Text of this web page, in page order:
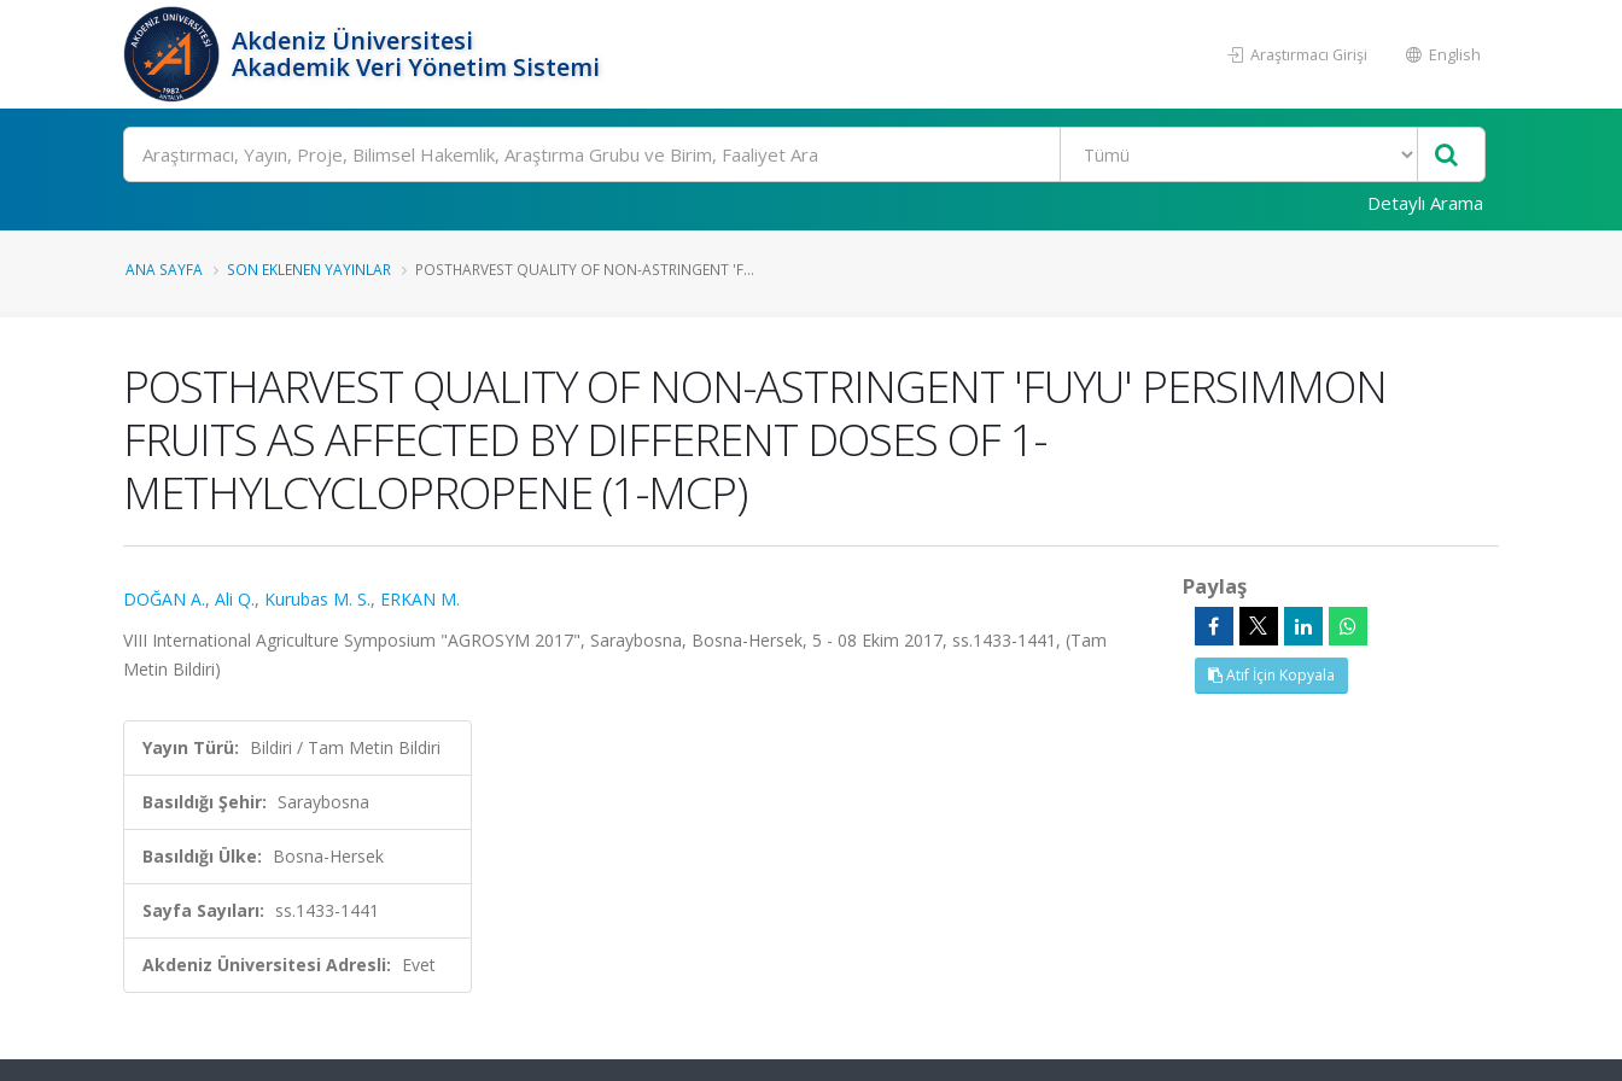
Akdeniz Üniversitesi
Akademik Veri Yönetim Sistemi
Araştırmacı Girişi English
Ara
Detaylı Arama
ANA SAYFA SON EKLENEN YAYINLAR POSTHARVEST QUALITY OF NON-ASTRINGENT 'F...
POSTHARVEST QUALITY OF NON-ASTRINGENT 'FUYU' PERSIMMON
FRUITS AS AFFECTED BY DIFFERENT DOSES OF 1-
METHYLCYCLOPROPENE (1-MCP)
DOĞAN A., Ali Q., Kurubas M. S., ERKAN M.
VIII International Agriculture Symposium "AGROSYM 2017", Saraybosna, Bosna-Hersek, 5 - 08 Ekim 2017, ss.1433-1441, (Tam
Metin Bildiri)
Yayın Türü: Bildiri / Tam Metin Bildiri
Basıldığı Şehir: Saraybosna
Basıldığı Ülke: Bosna-Hersek
Sayfa Sayıları: ss.1433-1441
Akdeniz Üniversitesi Adresli: Evet
Paylaş
Atıf İçin Kopyala